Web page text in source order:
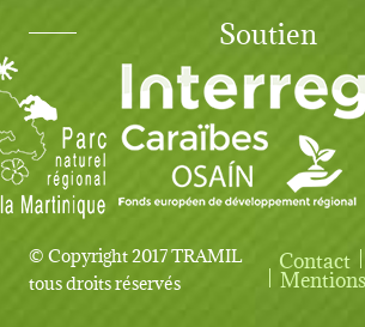
Soutien
© Copyright 2017 TRAMIL
tous droits réservés
User
Contact